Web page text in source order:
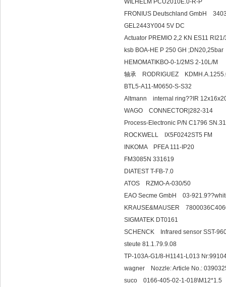
WILHELM PCU2010E.0-R-
FRONIUS Deutschland GmbH
GEL2443Y004 5V DC
Actuator PREMIO 2,2 KN ES11
ksb BOA-HE P 250 GH
HEMOMATIKBO-0-1/2MS 2-10L/M
轴承 RODRIGUEZ
BTL5-A11-M0650-S-S32
Altmann internal
WAGO
Process-Electronic P/N C1796
ROCKWELL IX5F0242ST5 FM
INKOMA PFEA 111-IP20
FM3085N 331619
DIATEST T-FB-7.0
ATOS RZMO-
EAO Secme GmbH
KRAUSE&MAUSER
SIGMATEK DT0161
SCHENCK Infrared
steute 81.1.79.9.08
TP-103A-G1/8-H1141-L013
wagner Nozzle: Article
suco 0166-405-